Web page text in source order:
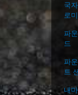
국
로
파
드
파
트
내